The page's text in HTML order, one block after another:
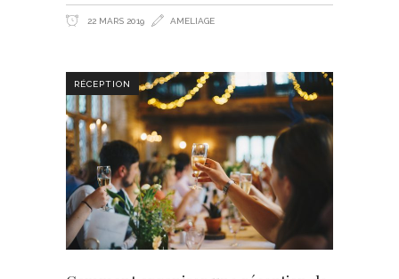
22 MARS 2019 AMELIAGE
RÉCEPTION